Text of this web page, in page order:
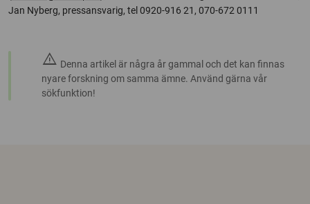
Jan Nyberg, pressansvarig, tel 0920-916 21, 070-672 0111
warning Denna artikel är några år gammal och det kan finnas
nyare forskning om samma ämne. Använd gärna vår
sökfunktion!